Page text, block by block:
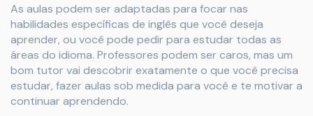
As aulas podem ser adaptadas para focar nas
habilidades específicas de inglês que você deseja
aprender, ou você pode pedir para estudar todas as
áreas do idioma. Professores podem ser caros, mas um
bom tutor vai descobrir exatamente o que você precisa
estudar, fazer aulas sob medida para você e te motivar a
continuar aprendendo.